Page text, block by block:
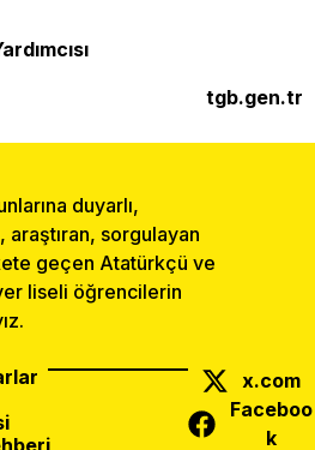
tgb.gen.tr
duyarlı,
araştıran, sorgulayan
geçen Atatürkçü ve
liseli öğrencilerin
x.com
Faceboo
k